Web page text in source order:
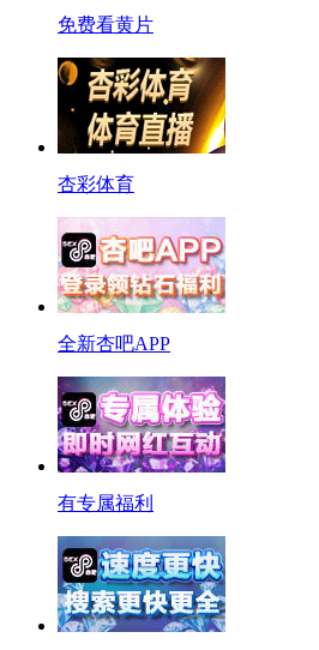
免费看黄片
杏彩体育
全新杏吧APP
有专属福利